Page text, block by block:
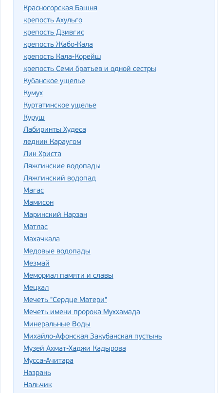
Красногорская Башня
крепость Ахульго
крепость Дзивгис
крепость Жабо-Кала
крепость Кала-Корейш
крепость Семи братьев и одной сестры
Кубанское ущелье
Кумух
Куртатинское ущелье
Куруш
Лабиринты Худеса
ледник Караугом
Лик Христа
Ляжгинские водопады
Ляжгинский водопад
Магас
Мамисон
Маринский Нарзан
Матлас
Махачкала
Медовые водопады
Мезмай
Мемориал памяти и славы
Мецхал
Мечеть "Сердце Матери"
Мечеть имени пророка Муххамада
Минеральные Воды
Михайло-Афонская Закубанская пустынь
Музей Ахмат-Хаджи Кадырова
Мусса-Ачитара
Назрань
Нальчик